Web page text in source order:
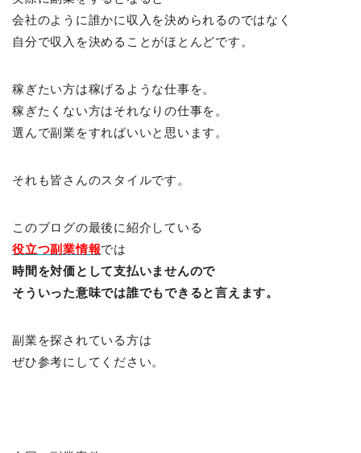
会社のように誰かに収入を決められるのではなく
自分で収入を決めることがほとんどです。
稼ぎたい方は稼げるような仕事を。
稼ぎたくない方はそれなりの仕事を。
選んで副業をすればいいと思います。
それも皆さんのスタイルです。
このブログの最後に紹介している
役立つ副業情報では
時間を対価として支払いませんので
そういった意味では誰でもできると言えます。
副業を探されている方は
ぜひ参考にしてください。